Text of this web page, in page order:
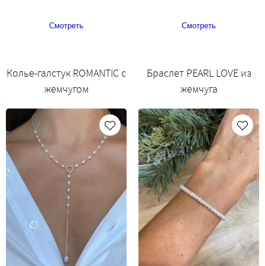
Смотреть Смотреть
Колье-галстук ROMANTIC с
жемчугом
Браслет PEARL LOVE из
жемчуга